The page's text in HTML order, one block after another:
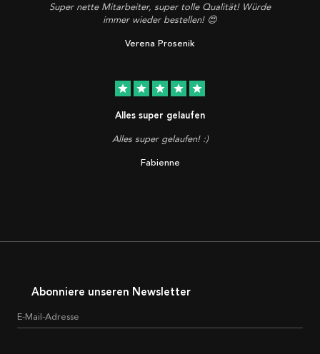
Super nette Mitarbeiter, super tolle Qualität! Würde
immer wieder bestellen! 😍
Verena Prosenik
star star star star star
Alles super gelaufen
Alles super gelaufen! :)
Fabienne
Abonniere unseren Newsletter
E-Mail-Adresse